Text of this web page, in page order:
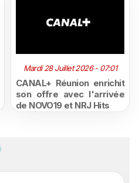
Mardi 28 Juillet 2026 - 07:01
CANAL+ Réunion enrichit
son offre avec l'arrivée
de NOVO19 et NRJ Hits